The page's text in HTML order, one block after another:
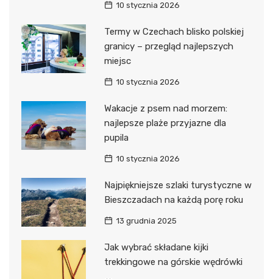
10 stycznia 2026
Termy w Czechach blisko polskiej
granicy – przegląd najlepszych
miejsc
10 stycznia 2026
Wakacje z psem nad morzem:
najlepsze plaże przyjazne dla
pupila
10 stycznia 2026
Najpiękniejsze szlaki turystyczne w
Bieszczadach na każdą porę roku
13 grudnia 2025
Jak wybrać składane kijki
trekkingowe na górskie wędrówki